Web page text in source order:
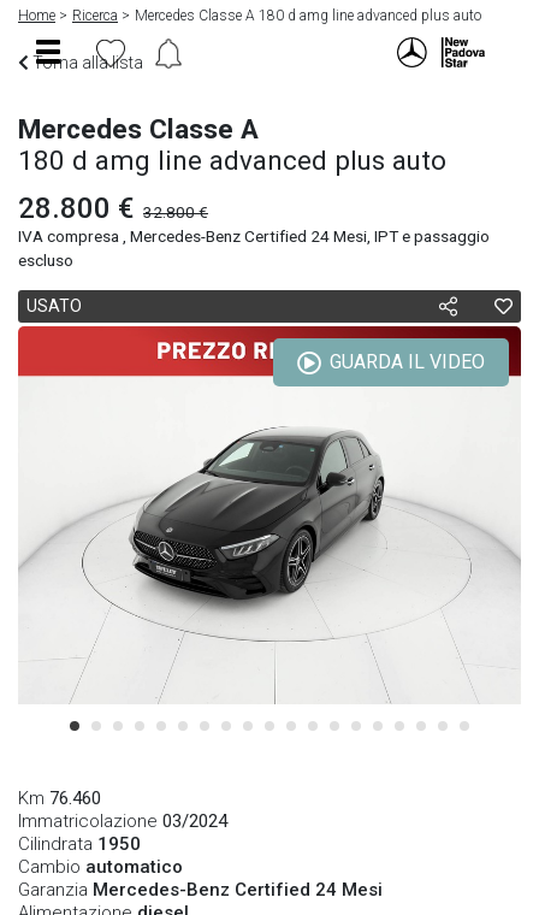
Home Ricerca Mercedes Classe A 180 d amg line advanced plus auto
Torna alla lista
Mercedes Classe A
180 d amg line advanced plus auto
28.800 € 32.800 €
IVA compresa , Mercedes-Benz Certified 24 Mesi, IPT e passaggio
escluso
USATO
GUARDA IL VIDEO
Km 76.460
Immatricolazione 03/2024
Cilindrata 1950
Cambio automatico
Garanzia Mercedes-Benz Certified 24 Mesi